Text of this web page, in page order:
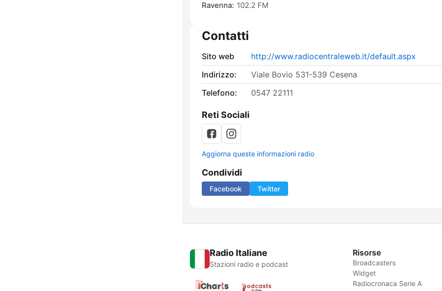
Ravenna: 102.2 FM
Contatti
Sito web
http://www.radiocentraleweb.it/default.aspx
Indirizzo:
Viale Bovio 531-539 Cesena
Telefono:
0547 22111
Reti Sociali
Aggiorna queste informazioni radio
Condividi
Facebook Twitter
Radio Italiane
Stazioni radio e podcast
Risorse
Broadcasters
Widget
Radiocronaca Serie A